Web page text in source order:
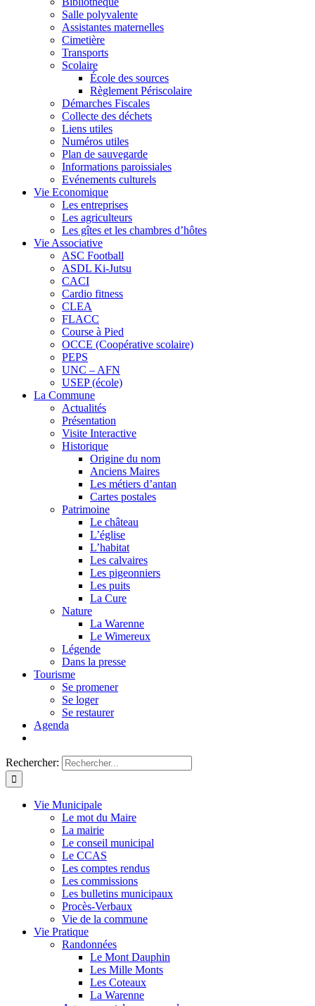
Salle polyvalente
Assistantes maternelles
Cimetière
Transports
Scolaire
École des sources
Règlement Périscolaire
Démarches Fiscales
Collecte des déchets
Liens utiles
Numéros utiles
Plan de sauvegarde
Informations paroissiales
Evénements culturels
Vie Economique
Les entreprises
Les agriculteurs
Les gîtes et les chambres d’hôtes
Vie Associative
ASC Football
ASDL Ki-Jutsu
CACI
Cardio fitness
CLEA
FLACC
Course à Pied
OCCE (Coopérative scolaire)
PEPS
UNC – AFN
USEP (école)
La Commune
Actualités
Présentation
Visite Interactive
Historique
Origine du nom
Anciens Maires
Les métiers d’antan
Cartes postales
Patrimoine
Le château
L’église
L’habitat
Les calvaires
Les pigeonniers
Les puits
La Cure
Nature
La Warenne
Le Wimereux
Légende
Dans la presse
Tourisme
Se promener
Se loger
Se restaurer
Agenda
Rechercher:
Vie Municipale
Le mot du Maire
La mairie
Le conseil municipal
Le CCAS
Les comptes rendus
Les commissions
Les bulletins municipaux
Procès-Verbaux
Vie de la commune
Vie Pratique
Randonnées
Le Mont Dauphin
Les Mille Monts
Les Coteaux
La Warenne